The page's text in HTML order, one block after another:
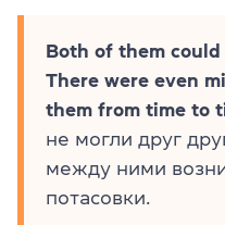
Both of them
There were even
them from time to
не могли друг
между ними
потасовки.